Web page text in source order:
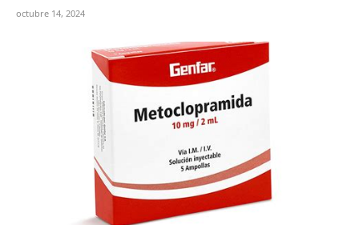
octubre 14, 2024